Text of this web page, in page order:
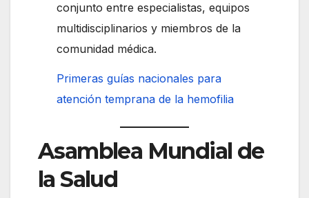
conjunto entre especialistas, equipos
multidisciplinarios y miembros de la
comunidad médica.
Primeras guías nacionales para
atención temprana de la hemofilia
Asamblea Mundial de
la Salud